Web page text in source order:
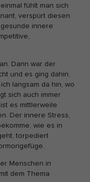
fühlt man sich
verspürt diesen
innere
Dann war der
und es ging dahin.
langsam da hin, wo
sich auch immer
es mittlerweile
Der innere Stress,
wie es in
torpediert
Menschen in
dem Thema